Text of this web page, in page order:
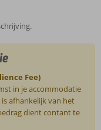
Fee)
in je accommodatie
afhankelijk van het
dient contant te